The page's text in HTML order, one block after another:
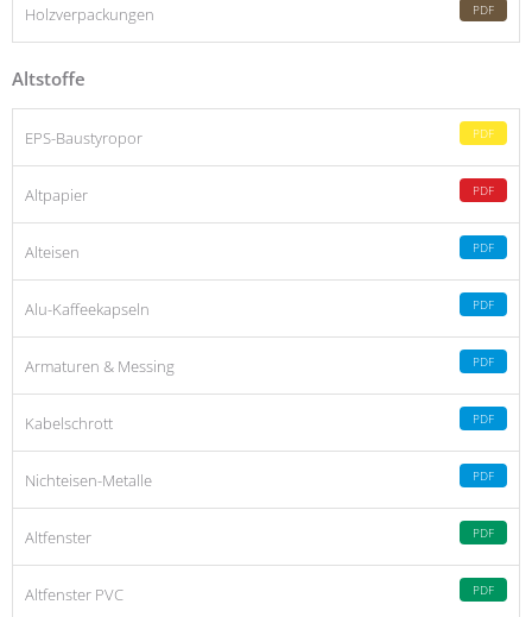
Holzverpackungen PDF
Altstoffe
EPS-Baustyropor PDF
Altpapier PDF
Alteisen PDF
Alu-Kaffeekapseln PDF
Armaturen & Messing PDF
Kabelschrott PDF
Nichteisen-Metalle PDF
Altfenster PDF
Altfenster PVC PDF